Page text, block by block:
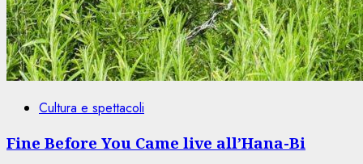
Cultura e spettacoli
Fine Before You Came live all’Hana-Bi